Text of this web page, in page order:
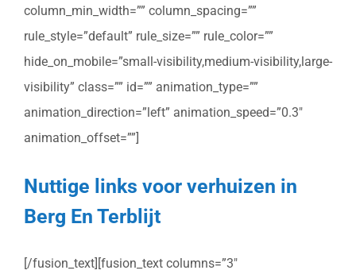
column_min_width=”” column_spacing=””
rule_style=”default” rule_size=”” rule_color=””
hide_on_mobile=”small-visibility,medium-visibility,large-
visibility” class=”” id=”” animation_type=””
animation_direction=”left” animation_speed=”0.3″
animation_offset=””]
Nuttige links voor verhuizen in
Berg En Terblijt
[/fusion_text][fusion_text columns=”3″